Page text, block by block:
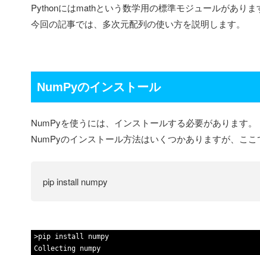
Pythonにはmathという数学用の標準モジュールがあり
今回の記事では、多次元配列の使い方を説明します。
NumPyのインストール
NumPyを使うには、インストールする必要があります。
NumPyのインストール方法はいくつかありますが、こ
pip install numpy
>pip install
numpy
Collecting numpy